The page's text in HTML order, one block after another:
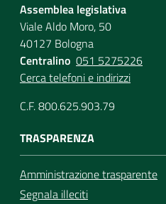
Assemblea legislativa
Viale Aldo Moro, 50
40127 Bologna
Centralino 051 5275226
Cerca telefoni e indirizzi
C.F. 800.625.903.79
TRASPARENZA
Amministrazione trasparente
Segnala illeciti